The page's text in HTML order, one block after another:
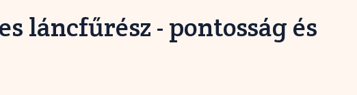
láncfűrész - pontosság és